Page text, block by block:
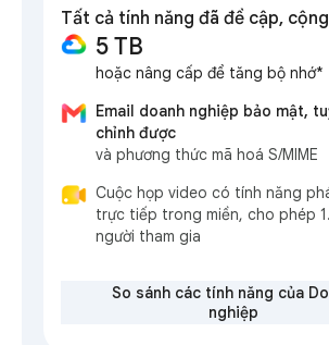
Tất cả tính năng đã đề cập,
5 TB
hoặc nâng cấp để tăng bộ nhớ*
Email doanh nghiệp bảo mật,
chỉnh được
và phương thức mã hoá S/MIME
Cuộc họp video có tính năng
trực tiếp trong miền, cho phép
người tham gia
So sánh các tính năng của
nghiệp